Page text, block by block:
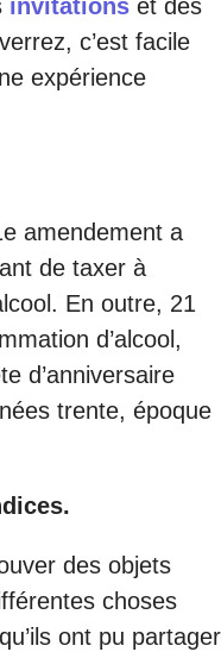
invitations et des
c’est facile
expérience
amendement a
de taxer à
En outre, 21
d’alcool,
d’anniversaire
trente, époque
des objets
choses
ont pu partager